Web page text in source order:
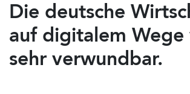
Die deutsche
auf digitalem
sehr verwundbar.